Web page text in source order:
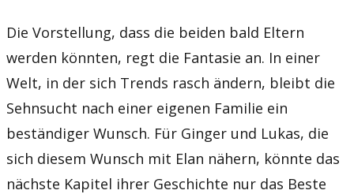
Die Vorstellung, dass die beiden bald Eltern
werden könnten, regt die Fantasie an. In einer
Welt, in der sich Trends rasch ändern, bleibt die
Sehnsucht nach einer eigenen Familie ein
beständiger Wunsch. Für Ginger und Lukas, die
sich diesem Wunsch mit Elan nähern, könnte das
nächste Kapitel ihrer Geschichte nur das Beste